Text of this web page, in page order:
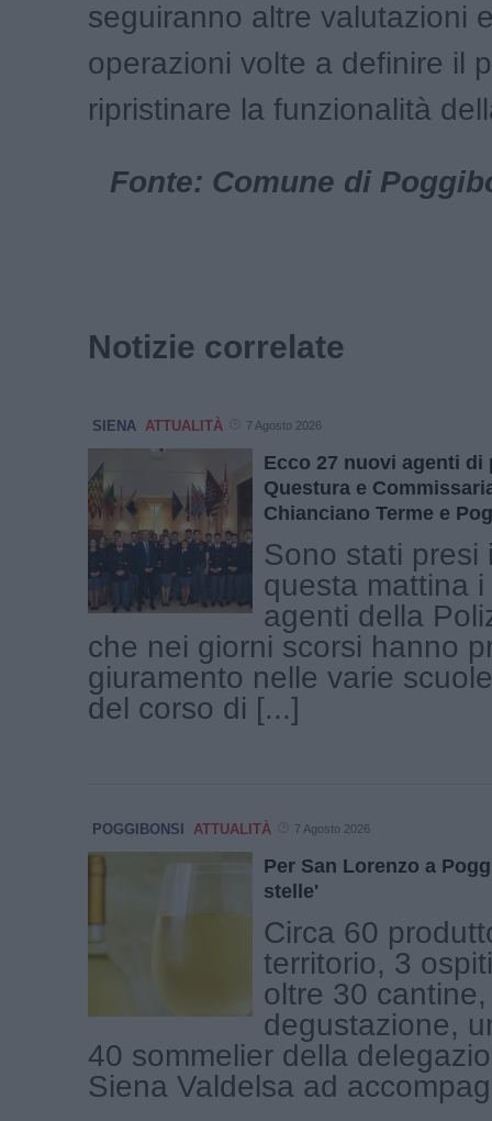
seguiranno altre valutazioni
operazioni volte a definire il
ripristinare la funzionalità
Fonte: Comune di
Notizie correlate
SIENA ATTUALITÀ 7 Agosto 2026
Ecco 27 nuovi agenti di
Questura e
Chianciano Terme e
Sono stati presi
questa mattina
agenti della
che nei giorni scorsi hanno
giuramento nelle varie
del corso di [...]
POGGIBONSI ATTUALITÀ 7 Agosto 2026
Per San Lorenzo a
stelle'
Circa 60
territorio, 3
oltre 30
degustazione,
40 sommelier della
Siena Valdelsa ad